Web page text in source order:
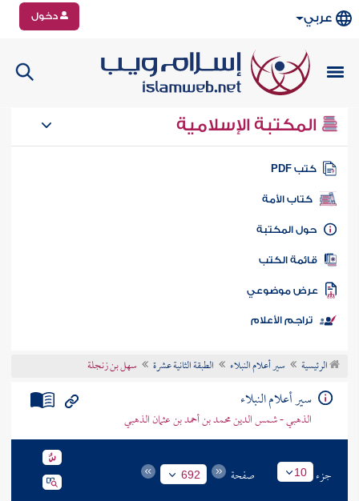
عربي دخول
المكتبة الإسلامية
كتب PDF
كتاب الأمة
المكتبة
الكتب
موضوعي
تراجم الأعلام
الرئيسية سير أعلام النبلاء الطبقة الثانية عشرة سهل بن زنجلة
سير أعلام النبلاء
الذهبي - شمس الدين محمد بن أحمد بن عثمان الذهبي
جزء 10 صفحة 692